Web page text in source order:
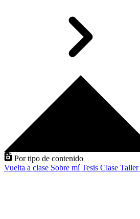
Por tipo de contenido
Vuelta a clase Sobre míTesis Clase Taller